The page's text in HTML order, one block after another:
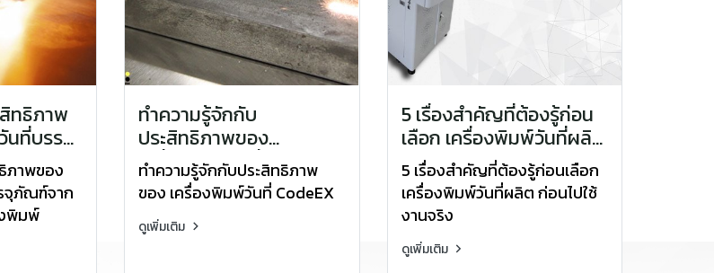
ทธิภาพ
นที่บรรจุ
ด้วย
ภาพของ
จุภัณฑ์จาก
พิมพ์
ทำความรู้จักกับ
ประสิทธิภาพของ
เครื่องพิมพ์วันที่ CodeEX
ทำความรู้จักกับประสิทธิภาพ
ของ เครื่องพิมพ์วันที่ CodeEX
ดูเพิ่มเติม
5 เรื่องสำคัญที่ต้องรู้ก่อน
เลือก เครื่องพิมพ์วันที่ผลิต
ก่อนไปใช้งานจริง
5 เรื่องสำคัญที่ต้องรู้ก่อนเลือก
เครื่องพิมพ์วันที่ผลิต ก่อนไปใช้
งานจริง
ดูเพิ่มเติม